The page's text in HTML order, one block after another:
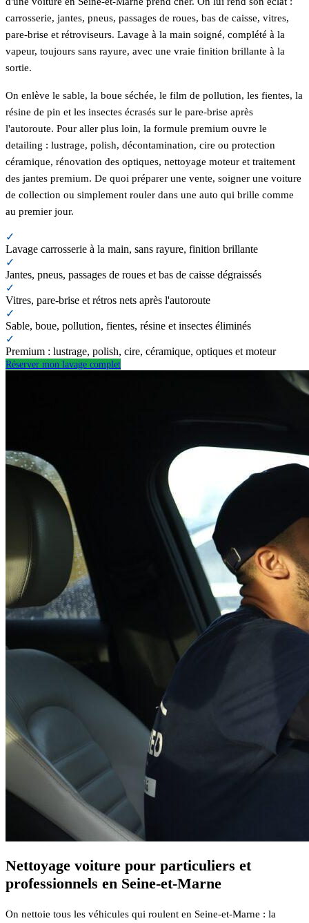
carrosserie, jantes, pneus, passages de roues, bas de caisse, vitres,
pare-brise et rétroviseurs. Lavage à la main soigné, complété à la
vapeur, toujours sans rayure, avec une vraie finition brillante à la
sortie.
On enlève le sable, la boue séchée, le film de pollution, les fientes, la
résine de pin et les insectes écrasés sur le pare-brise après
l'autoroute. Pour aller plus loin, la formule premium ouvre le
detailing : lustrage, polish, décontamination, cire ou protection
céramique, rénovation des optiques, nettoyage moteur et traitement
des jantes premium. De quoi préparer une vente, soigner une voiture
de collection ou simplement rouler dans une auto qui brille comme
au premier jour.
✓
Lavage carrosserie à la main, sans rayure, finition brillante
✓
Jantes, pneus, passages de roues et bas de caisse dégraissés
✓
Vitres, pare-brise et rétros nets après l'autoroute
✓
Sable, boue, pollution, fientes, résine et insectes éliminés
✓
Premium : lustrage, polish, cire, céramique, optiques et moteur
Réserver mon lavage complet
Nettoyage voiture pour particuliers et
professionnels en Seine-et-Marne
On nettoie tous les véhicules qui roulent en Seine-et-Marne : la